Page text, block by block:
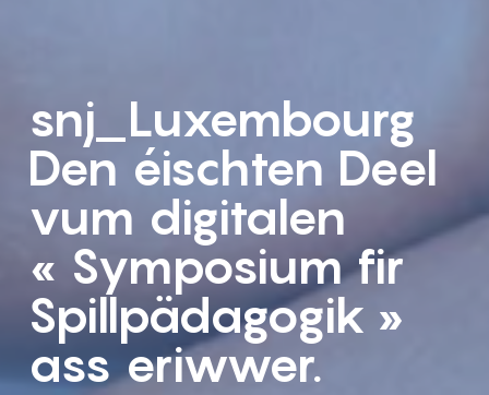
snj_Luxembourg
Den éischten Deel
vum digitalen
« Symposium fir
Spillpädagogik »
ass eriwwer.